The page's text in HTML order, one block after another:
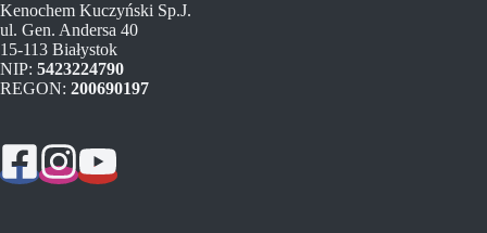
Kenochem Kuczyński Sp.J.
ul. Gen. Andersa 40
15-113 Białystok
NIP: 5423224790
REGON: 200690197